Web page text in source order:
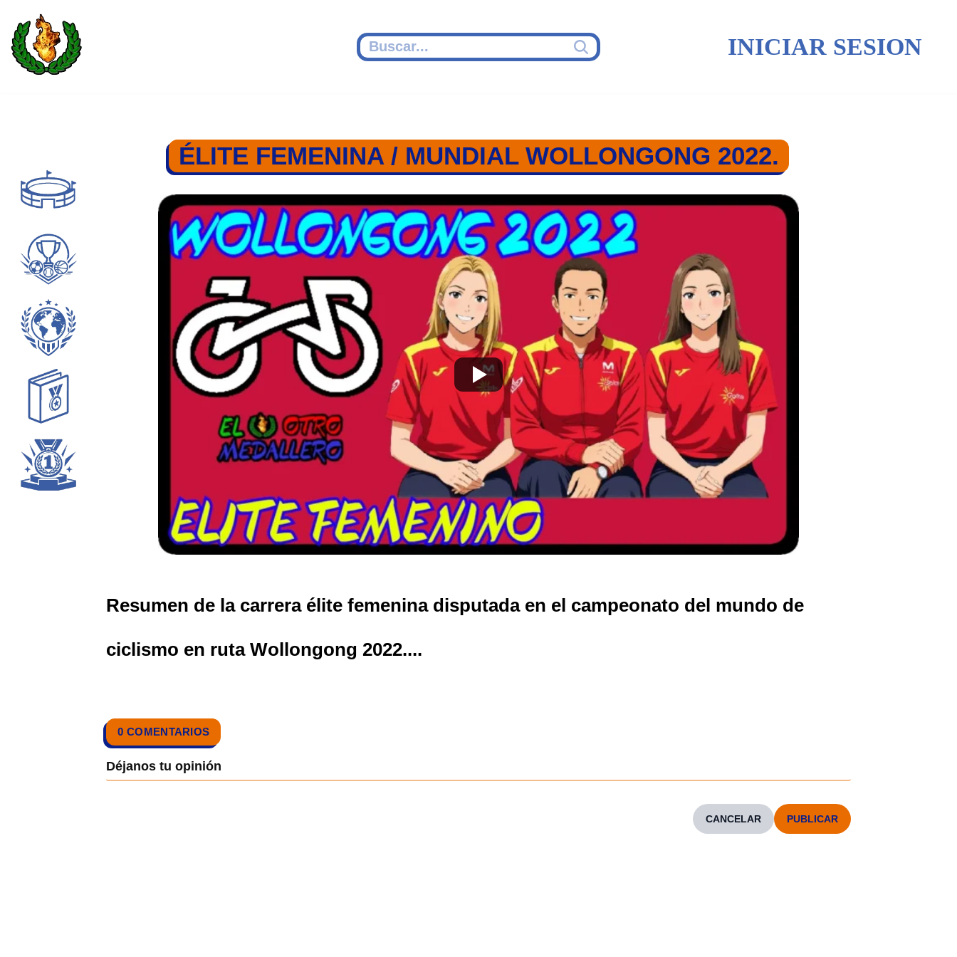
Saltar INICIAR SESION
ÉLITE FEMENINA / MUNDIAL WOLLONGONG 2022.
Resumen de la carrera élite femenina disputada en el campeonato del mundo de
ciclismo en ruta Wollongong 2022....
0 COMENTARIOS
CANCELAR